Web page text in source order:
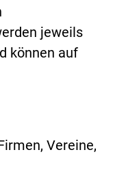
jeweils
können auf
Vereine,